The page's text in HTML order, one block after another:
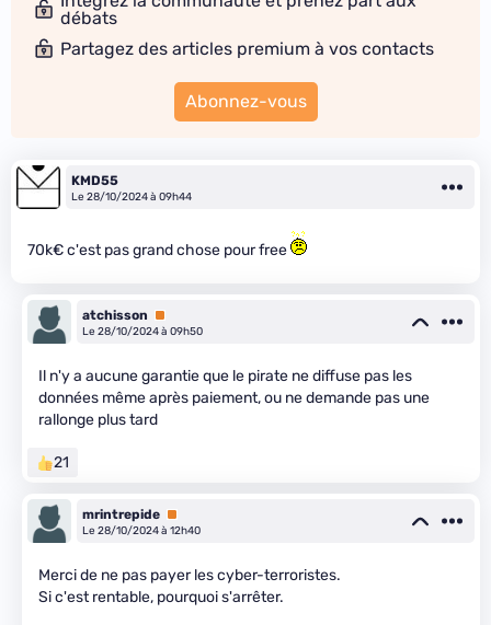
débats
Partagez des articles premium à vos contacts
Abonnez-vous
KMD55
Le 28/10/2024 à 09h44
70k€ c'est pas grand chose pour free
atchisson
Premium
Le 28/10/2024 à 09h50
Il n'y a aucune garantie que le pirate ne diffuse pas les
données même après paiement, ou ne demande pas une
rallonge plus tard
21
mrintrepide Premium
Le 28/10/2024 à 12h40
Merci de ne pas payer les cyber-terroristes.
Si c'est rentable, pourquoi s'arrêter.